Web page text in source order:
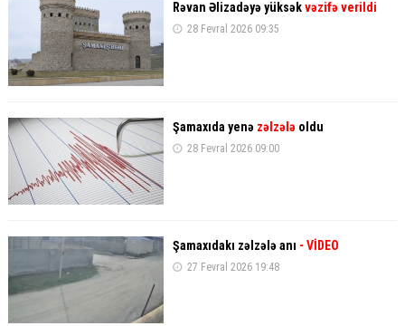
Rəvan Əlizadəyə yüksəkvəzifə verildi
28 Fevral 2026 09:35
Şamaxıda yenə zəlzələ oldu
28 Fevral 2026 09:00
Şamaxıdakı zəlzələ anı - VİDEO
27 Fevral 2026 19:48